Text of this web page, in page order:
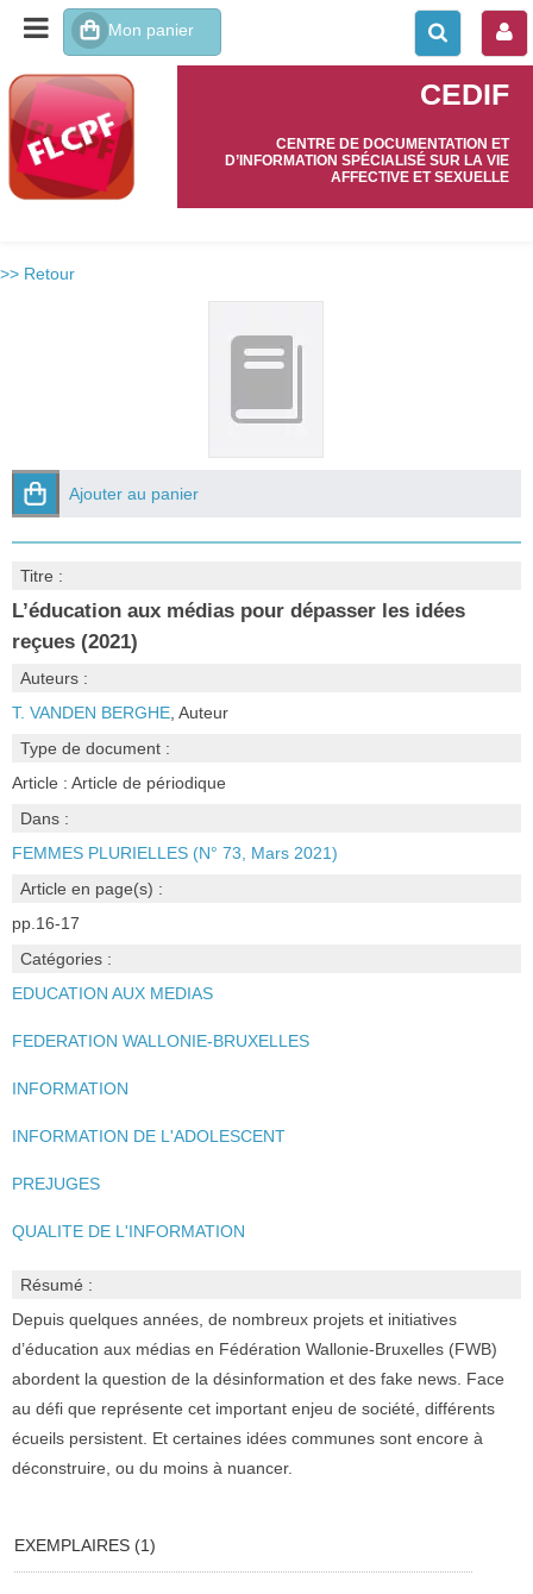
CEDIF
CENTRE DE DOCUMENTATION ET
D’INFORMATION SPÉCIALISÉ SUR LA VIE
AFFECTIVE ET SEXUELLE
>> Retour
Ajouter au panier
Titre :
L’éducation aux médias pour dépasser les idées
reçues (2021)
Auteurs :
T. VANDEN BERGHE, Auteur
Type de document :
Article : Article de périodique
Dans :
FEMMES PLURIELLES (N° 73, Mars 2021)
Article en page(s) :
pp.16-17
Catégories :
EDUCATION AUX MEDIAS
FEDERATION WALLONIE-BRUXELLES
INFORMATION
INFORMATION DE L'ADOLESCENT
PREJUGES
QUALITE DE L'INFORMATION
Résumé :
Depuis quelques années, de nombreux projets et initiatives
d’éducation aux médias en Fédération Wallonie-Bruxelles (FWB)
abordent la question de la désinformation et des fake news. Face
au défi que représente cet important enjeu de société, différents
écueils persistent. Et certaines idées communes sont encore à
déconstruire, ou du moins à nuancer.
EXEMPLAIRES (1)